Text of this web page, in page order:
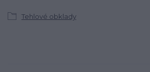
Tehlové obklady